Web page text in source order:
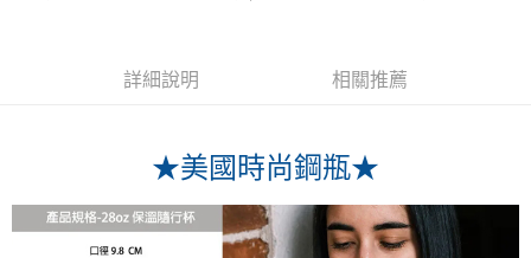
詳細說明 相關推薦
★美國時尚鋼瓶★